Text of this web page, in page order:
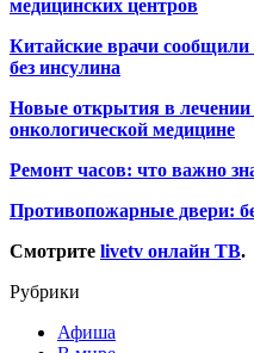
медицинских центров
Китайские врачи сообщили
без инсулина
Новые открытия в
онкологической медицине
Ремонт часов: что важно
Противопожарные двери:
Смотрите livetv онлайн ТВ.
Рубрики
Афиша